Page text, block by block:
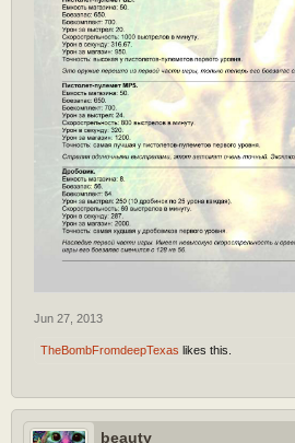
Jun 27, 2013
TheBombFromdeepTexas likes this.
beauty